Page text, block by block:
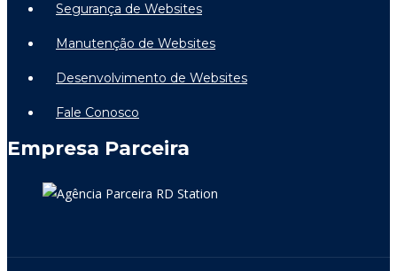
Segurança de Websites
Manutenção de Websites
Desenvolvimento de Websites
Fale Conosco
Empresa Parceira